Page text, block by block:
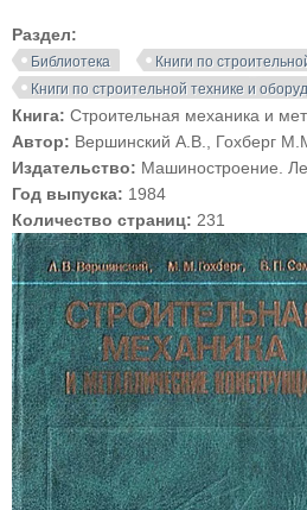
Раздел:
Библиотека
Книги по
Книги по строительной технике и
Книга: Строительная механика и
Автор: Вершинский А.В., Гохберг
Издательство: Машиностроение.
Год выпуска: 1984
Количество страниц: 231